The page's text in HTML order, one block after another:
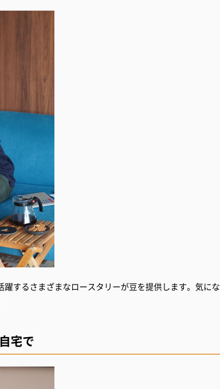
するさまざまなロースタリーが豆を提供します。気にな
宅で